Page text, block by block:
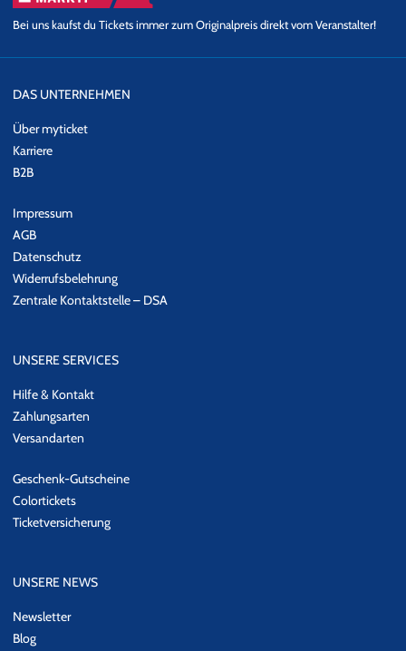
Bei uns kaufst du Tickets immer zum Originalpreis direkt vom Veranstalter!
DAS UNTERNEHMEN
Über myticket
Karriere
B2B
Impressum
AGB
Datenschutz
Widerrufsbelehrung
Zentrale Kontaktstelle – DSA
UNSERE SERVICES
Hilfe & Kontakt
Zahlungsarten
Versandarten
Geschenk-Gutscheine
Colortickets
Ticketversicherung
UNSERE NEWS
Newsletter
Blog